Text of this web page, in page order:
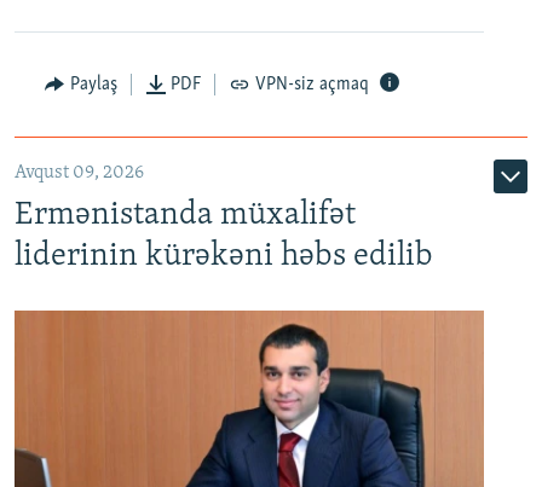
Paylaş PDF VPN-siz açmaq
Avqust 09, 2026
Ermənistanda müxalifət
liderinin kürəkəni həbs edilib